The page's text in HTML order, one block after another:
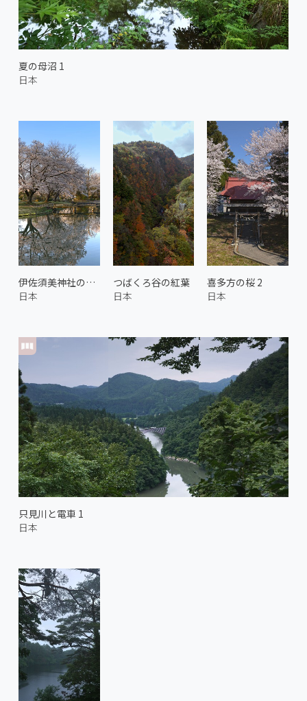
夏の母沼 1
日本
伊佐須美神社の桜 1
日本
只見川と電車 1
日本
つばくろ谷の紅葉
日本
喜多方の桜 2
日本